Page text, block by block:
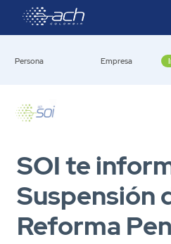
Saltar al contenido principal
Persona Empresa
SOI te
Suspensión
Reforma